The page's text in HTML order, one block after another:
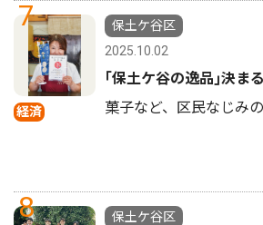
7
経済
保土ケ谷区
2025.10.02
｢保土ケ谷の逸品｣決まる
菓子など、区民なじみ
8
保土ケ谷区